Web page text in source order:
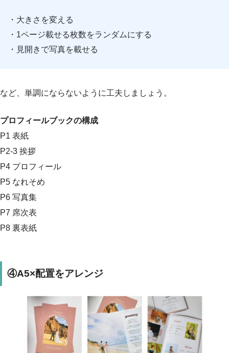
・大きさを変える
・1ページ載せる枚数をランダムにする
・見開きで写真を載せる
など、単調にならないように工夫しましょう。
プロフィールブックの構成
P1 表紙
P2-3 挨拶
P4 プロフィール
P5 なれそめ
P6 写真集
P7 席次表
P8 裏表紙
④A5×配置をアレンジ